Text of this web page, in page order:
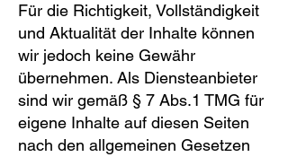
Für die Richtigkeit, Vollständigkeit
und Aktualität der Inhalte können
wir jedoch keine Gewähr
übernehmen. Als Diensteanbieter
sind wir gemäß § 7 Abs.1 TMG für
eigene Inhalte auf diesen Seiten
nach den allgemeinen Gesetzen